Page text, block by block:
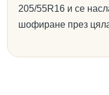
205/55R16 и се
шофиране през